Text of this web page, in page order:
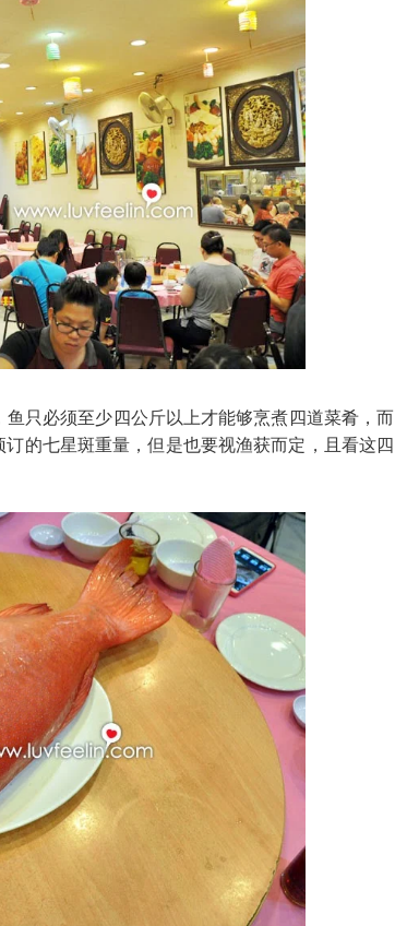
只必须至少四公斤以上才能够烹煮四道菜肴，而
的七星斑重量，但是也要视渔获而定，且看这四